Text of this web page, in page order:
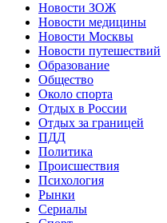
Новости ЗОЖ
Новости медицины
Новости Москвы
Новости путешествий
Образование
Общество
Около спорта
Отдых в России
Отдых за границей
ПДД
Политика
Происшествия
Психология
Рынки
Сериалы